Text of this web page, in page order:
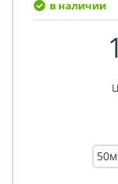
в наличии